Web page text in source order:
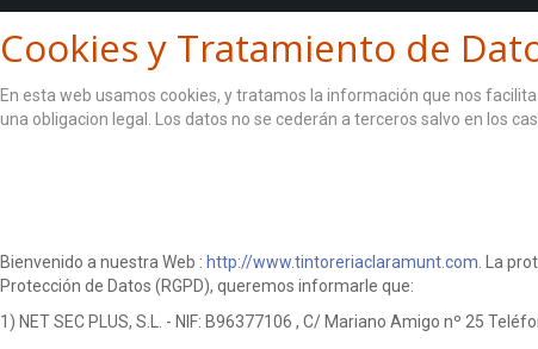
Cookies y Tratamiento de
En esta web usamos cookies, y tratamos la información que nos
una obligacion legal. Los datos no se cederán a terceros salvo en los
Bienvenido a nuestra Web : http://www.tintoreriaclaramunt.com . La
Protección de Datos (RGPD), queremos informarle que:
1) NET SEC PLUS, S.L. - NIF: B96377106 , C/ Mariano Amigo nº 25